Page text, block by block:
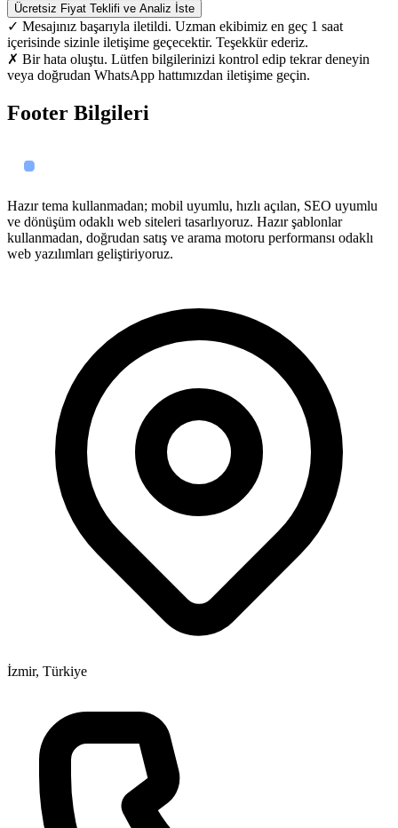
Ücretsiz Fiyat Teklifi ve Analiz İste
✓ Mesajınız başarıyla iletildi. Uzman ekibimiz en geç 1 saat
içerisinde sizinle iletişime geçecektir. Teşekkür ederiz.
✗ Bir hata oluştu. Lütfen bilgilerinizi kontrol edip tekrar deneyin
veya doğrudan WhatsApp hattımızdan iletişime geçin.
Footer Bilgileri
Hazır tema kullanmadan; mobil uyumlu, hızlı açılan, SEO uyumlu
ve dönüşüm odaklı web siteleri tasarlıyoruz. Hazır şablonlar
kullanmadan, doğrudan satış ve arama motoru performansı odaklı
web yazılımları geliştiriyoruz.
İzmir, Türkiye